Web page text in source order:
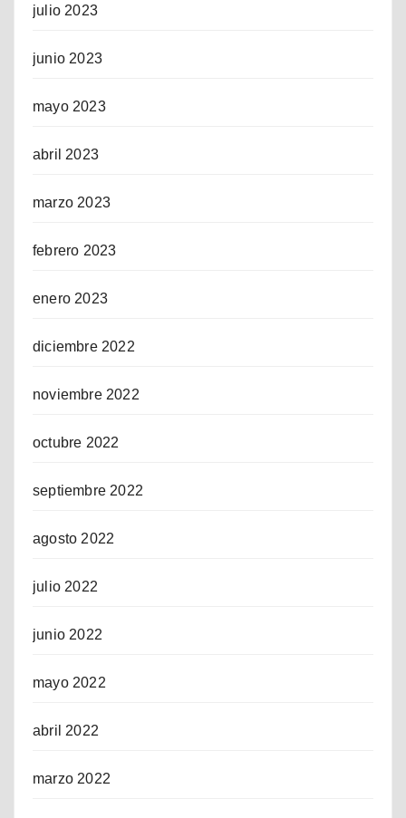
julio 2023
junio 2023
mayo 2023
abril 2023
marzo 2023
febrero 2023
enero 2023
diciembre 2022
noviembre 2022
octubre 2022
septiembre 2022
agosto 2022
julio 2022
junio 2022
mayo 2022
abril 2022
marzo 2022